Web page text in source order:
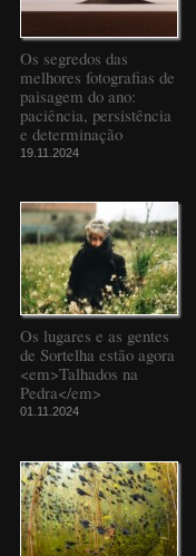
Os segredos das
melhores fotografias de
paisagem do ano:
paciência, persistência
e determinação
19.11.2024
Os lugares e as gentes
de Sortelha estão agora
<em>Talhados na
Pedra</em>
01.11.2024